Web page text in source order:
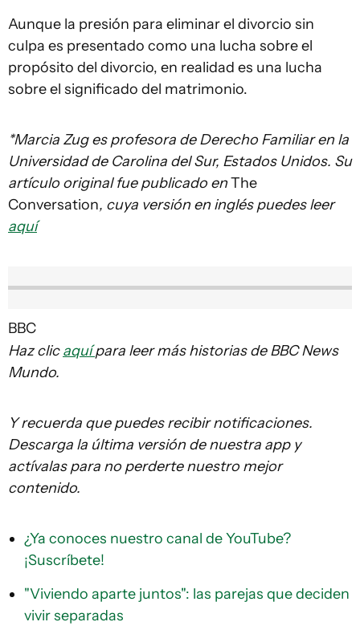
Aunque la presión para eliminar el divorcio sin
culpa es presentado como una lucha sobre el
propósito del divorcio, en realidad es una lucha
sobre el significado del matrimonio.
*Marcia Zug es profesora de Derecho Familiar en la
Universidad de Carolina del Sur, Estados Unidos. Su
artículo original fue publicado enThe
Conversation, cuya versión en inglés puedes leer
aquí
BBC
Haz clicaquípara leer más historias de BBC News
Mundo.
Y recuerda que puedes recibir notificaciones.
Descarga la última versión de nuestra app y
actívalas para no perderte nuestro mejor
contenido.
¿Ya conoces nuestro canal de YouTube?
¡Suscríbete!
"Viviendo aparte juntos": las parejas que deciden
vivir separadas